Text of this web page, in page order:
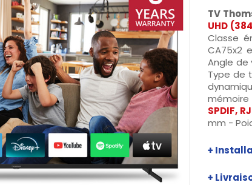
TV
UHD (
Classe
CA75x2
Angle de
Type de
SPDIF,
mm -
+
+